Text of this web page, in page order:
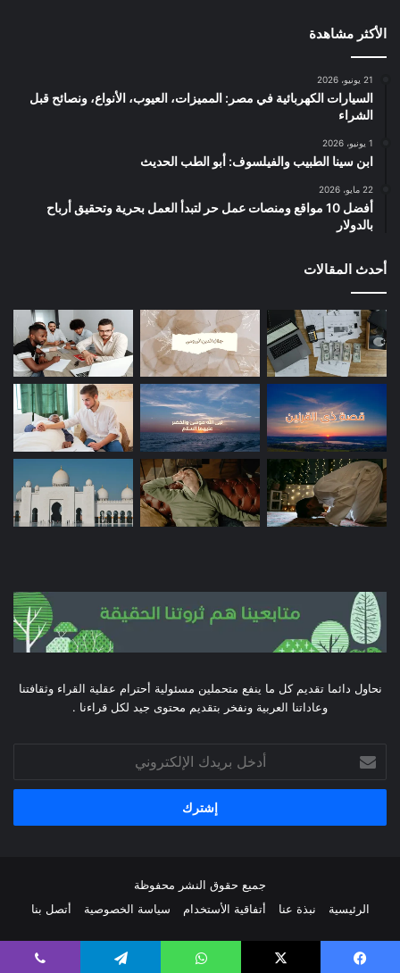
الأكثر مشاهدة
21 يونيو، 2026
السيارات الكهربائية في مصر: المميزات، العيوب، الأنواع، ونصائح قبل
الشراء
1 يونيو، 2026
ابن سينا الطبيب والفيلسوف: أبو الطب الحديث
22 مايو، 2026
أفضل 10 مواقع ومنصات عمل حر لتبدأ العمل بحرية وتحقيق أرباح
بالدولار
أحدث المقالات
نحاول دائما تقديم كل ما ينفع متحملين مسئولية أحترام عقلية القراء وثقافتنا
وعاداتنا العربية ونفخر بتقديم محتوى جيد لكل قراءنا .
بريدك
الإلكتروني
جميع حقوق النشر محفوظة
الرئيسية
نبذة عنا أتفاقية الأستخدام سياسة الخصوصية أتصل بنا